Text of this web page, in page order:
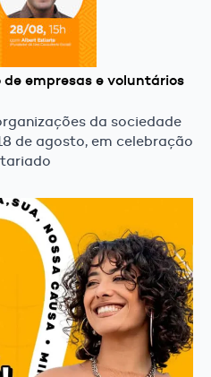
empresas e voluntários
da sociedade
de agosto, em celebração